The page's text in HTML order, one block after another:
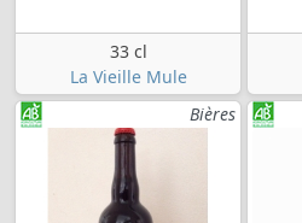
33 cl
La Vieille Mule
Bières